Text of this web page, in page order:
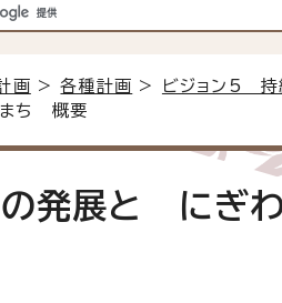
画 >各種計画 > ビジョン5 持
ち 概要
発展と にぎ